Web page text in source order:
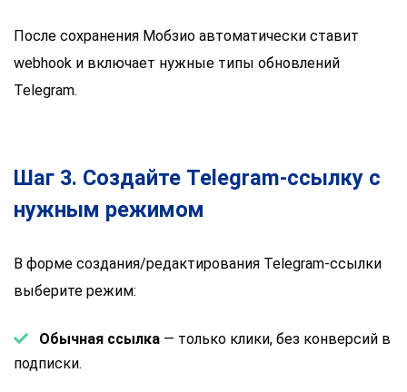
После сохранения Мобзио автоматически ставит
webhook и включает нужные типы обновлений
Telegram.
Шаг 3. Создайте Telegram-ссылку с
нужным режимом
В форме создания/редактирования Telegram-ссылки
выберите режим:
Обычная ссылка — только клики, без конверсий в
подписки.